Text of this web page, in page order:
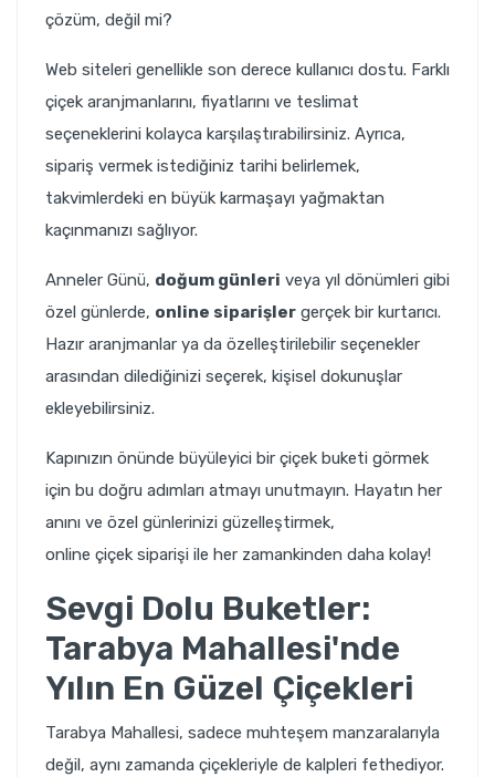
çözüm, değil mi?
Web siteleri genellikle son derece kullanıcı dostu. Farklı
çiçek aranjmanlarını, fiyatlarını ve teslimat
seçeneklerini kolayca karşılaştırabilirsiniz. Ayrıca,
sipariş vermek istediğiniz tarihi belirlemek,
takvimlerdeki en büyük karmaşayı yağmaktan
kaçınmanızı sağlıyor.
Anneler Günü, doğum günleri veya yıl dönümleri gibi
özel günlerde, online siparişler gerçek bir kurtarıcı.
Hazır aranjmanlar ya da özelleştirilebilir seçenekler
arasından dilediğinizi seçerek, kişisel dokunuşlar
ekleyebilirsiniz.
Kapınızın önünde büyüleyici bir çiçek buketi görmek
için bu doğru adımları atmayı unutmayın. Hayatın her
anını ve özel günlerinizi güzelleştirmek,
online çiçek siparişi ile her zamankinden daha kolay!
Sevgi Dolu Buketler:
Tarabya Mahallesi'nde
Yılın En Güzel Çiçekleri
Tarabya Mahallesi, sadece muhteşem manzaralarıyla
değil, aynı zamanda çiçekleriyle de kalpleri fethediyor.